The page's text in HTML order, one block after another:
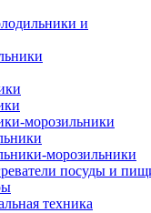
и
морозильники
морозильники
посуды и
техника